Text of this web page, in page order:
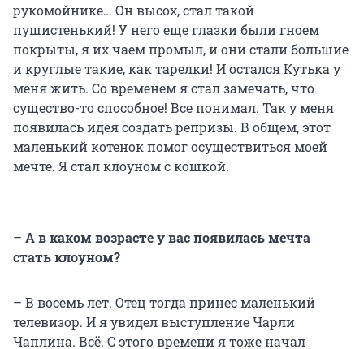
рукомойнике… Он высох, стал такой
пушистенький! У него еще глазки были гноем
покрыты, я их чаем промыл, и они стали большие
и круглые такие, как тарелки! И остался Кутька у
меня жить. Со временем я стал замечать, что
существо-то способное! Все понимал. Так у меня
появилась идея создать репризы. В общем, этот
маленький котенок помог осуществиться моей
мечте. Я стал клоуном с кошкой.
– А в каком возрасте у вас появилась мечта
стать клоуном?
– В восемь лет. Отец тогда принес маленький
телевизор. И я увидел выступление Чарли
Чаплина. Всё. С этого времени я тоже начал